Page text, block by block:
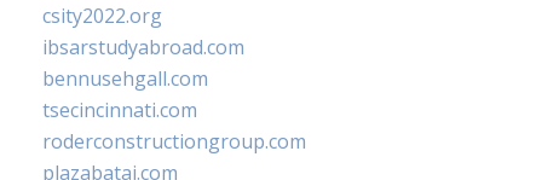
csity2022.org
ibsarstudyabroad.com
bennusehgall.com
tsecincinnati.com
roderconstructiongroup.com
plazabatai.com